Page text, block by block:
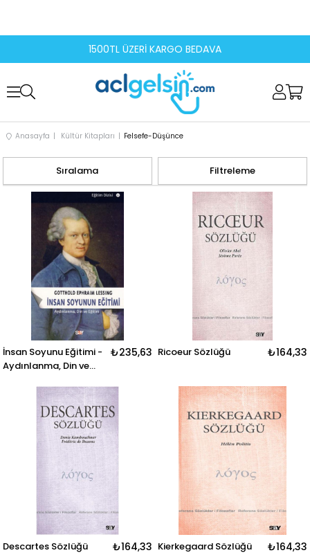
1500TL ÜZERİ KARGO BEDAVA
Anasayfa Kültür Kitapları Felsefe-Düşünce
Filtreleme
Sıralama
İnsan Soyunu Eğitimi -
Aydınlanma, Din ve
₺235,63 Ricoeur Sözlüğü ₺164,33
Descartes Sözlüğü ₺164,33 Kierkegaard Sözlüğü ₺164,33